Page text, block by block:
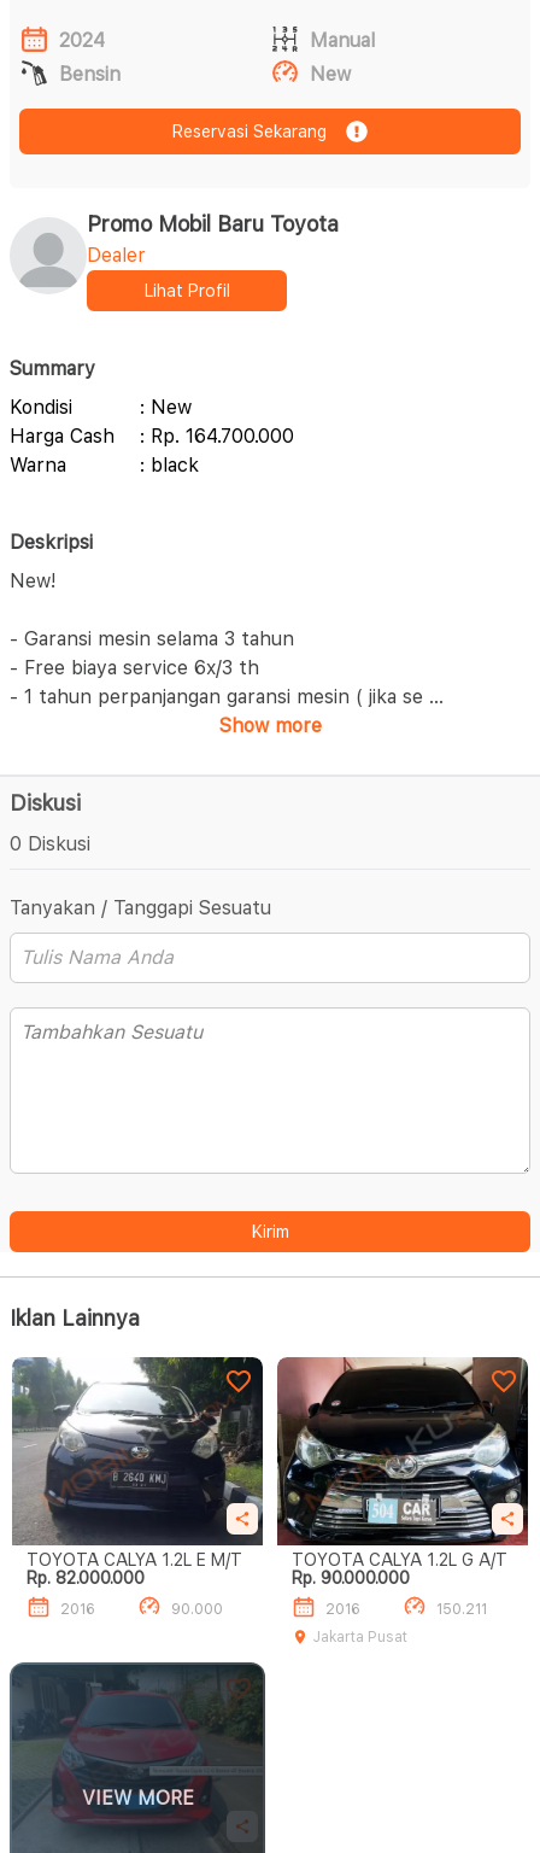
2024
Manual
Bensin
New
Reservasi Sekarang
Promo Mobil Baru Toyota
Dealer
Lihat Profil
Summary
Kondisi
: New
Harga Cash
: Rp. 164.700.000
Warna
: black
Deskripsi
New!
- Garansi mesin selama 3 tahun
- Free biaya service 6x/3 th
- 1 tahun perpanjangan garansi mesin ( jika se ...
Show more
Diskusi
0 Diskusi
Tanyakan / Tanggapi Sesuatu
Kirim
Iklan Lainnya
TOYOTA CALYA 1.2L E M/T
Rp. 82.000.000
2016 90.000
TOYOTA CALYA 1.2L G A/T
Rp. 90.000.000
2016
150.211
Jakarta Pusat
VIEW MORE